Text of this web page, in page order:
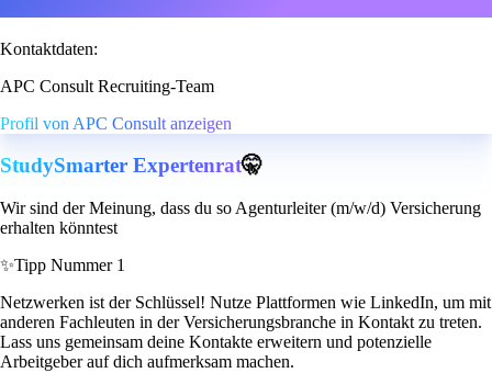
Kontaktdaten:
APC Consult Recruiting-Team
Profil von APC Consult anzeigen
StudySmarter Expertenrat🤫
Wir sind der Meinung, dass du so Agenturleiter (m/w/d) Versicherung
erhalten könntest
✨Tipp Nummer 1
Netzwerken ist der Schlüssel! Nutze Plattformen wie LinkedIn, um mit
anderen Fachleuten in der Versicherungsbranche in Kontakt zu treten.
Lass uns gemeinsam deine Kontakte erweitern und potenzielle
Arbeitgeber auf dich aufmerksam machen.